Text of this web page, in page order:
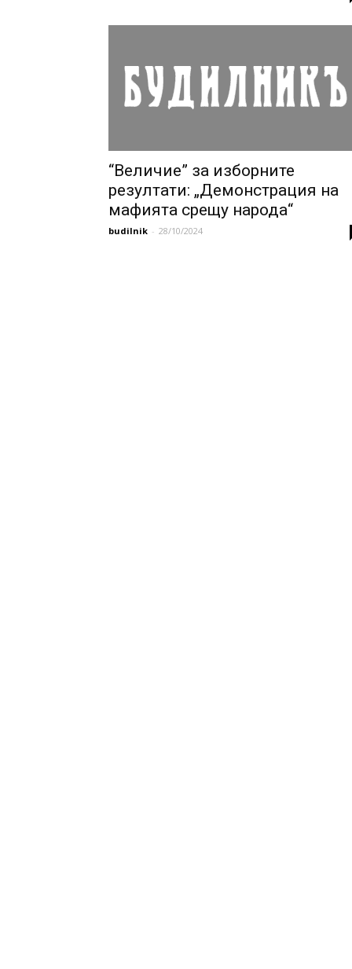
“Величие” за изборните
резултати: „Демонстрация на
мафията срещу народа“
budilnik - 28/10/2024